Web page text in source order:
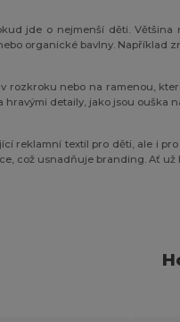
jde o nejmenší děti.
organické bavlny. Například
v rozkroku nebo na ramenou,
hravými detaily, jako jsou
reklamní textil pro děti, ale i
což usnadňuje branding. Ať